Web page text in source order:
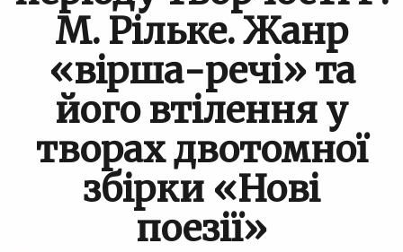
М. Рільке. Жанр
«вірша-речі» та
його втілення у
творах двотомної
збірки «Нові
поезії»